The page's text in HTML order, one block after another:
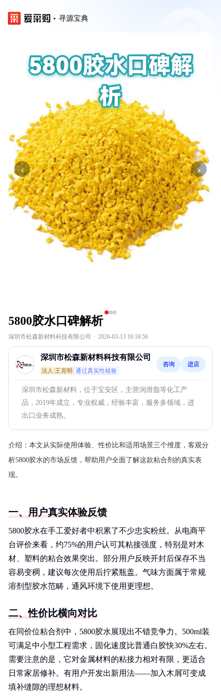
寻源宝典
‹ ›
5800胶水口碑解析
深圳市松森新材料科技有限公司 · 2026-03-13 16:18:56
深圳市松森新材料科技有限公司
法人:王克明 通过真实性核验
咨询 进店
深圳市松森新材料，位于宝安区，主营润滑脂等化工产
品，2019年成立，专业权威，经验丰富，服务多领域，进
出口业务成熟。
介绍： 本文从实际使用体验、性价比和适用场景三个维度，客观分
析5800胶水的市场反馈，帮助用户全面了解这款粘合剂的真实表
现。
一、用户真实体验反馈
5800胶水在手工爱好者中积累了不少忠实粉丝。从电商平
台评价来看，约75%的用户认可其粘接强度，特别是对木
材、塑料的粘合效果突出。部分用户反映开封后保存不当
容易变稠，建议每次使用后拧紧瓶盖。气味方面属于常规
溶剂型胶水范畴，通风环境下使用更理想。
二、性价比横向对比
在同价位粘合剂中，5800胶水展现出不错竞争力。500ml装
可满足中小型工程需求，固化速度比普通白胶快30%左右。
需要注意的是，它对金属材料的粘接力相对有限，更适合
日常家居修补。有用户开发出新用法——加入木屑可变成
填补缝隙的理想材料。